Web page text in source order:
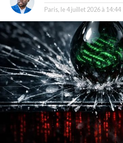
Paris, le4 juillet 2026 à 14:44